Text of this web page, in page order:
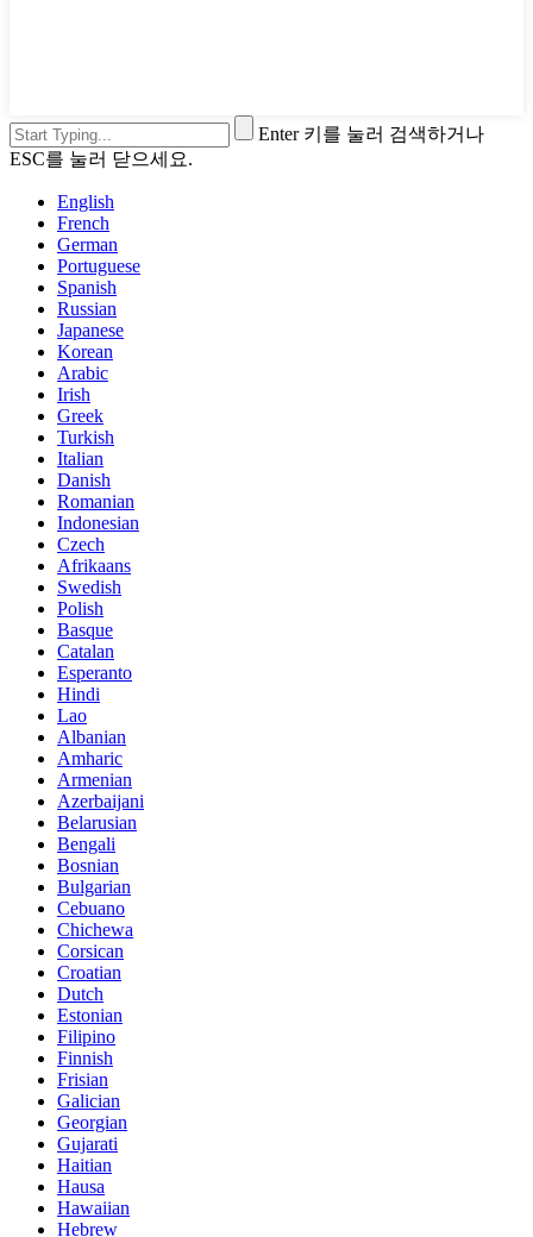
Enter 키를 눌러 검색하거나
ESC를 눌러 닫으세요.
English
French
German
Portuguese
Spanish
Russian
Japanese
Korean
Arabic
Irish
Greek
Turkish
Italian
Danish
Romanian
Indonesian
Czech
Afrikaans
Swedish
Polish
Basque
Catalan
Esperanto
Hindi
Lao
Albanian
Amharic
Armenian
Azerbaijani
Belarusian
Bengali
Bosnian
Bulgarian
Cebuano
Chichewa
Corsican
Croatian
Dutch
Estonian
Filipino
Finnish
Frisian
Galician
Georgian
Gujarati
Haitian
Hausa
Hawaiian
Hebrew